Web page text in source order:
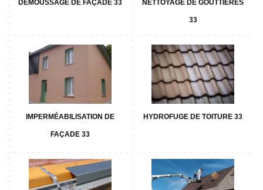
DÉMOUSSAGE DE FAÇADE 33 NETTOYAGE DE GOUTTIÈRES
33
IMPERMÉABILISATION DE
FAÇADE 33
HYDROFUGE DE TOITURE 33